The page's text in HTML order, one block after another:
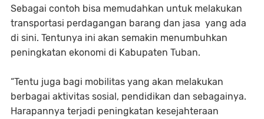
Sebagai contoh bisa memudahkan untuk melakukan
transportasi perdagangan barang dan jasa yang ada
di sini. Tentunya ini akan semakin menumbuhkan
peningkatan ekonomi di Kabupaten Tuban.
“Tentu juga bagi mobilitas yang akan melakukan
berbagai aktivitas sosial, pendidikan dan sebagainya.
Harapannya terjadi peningkatan kesejahteraan